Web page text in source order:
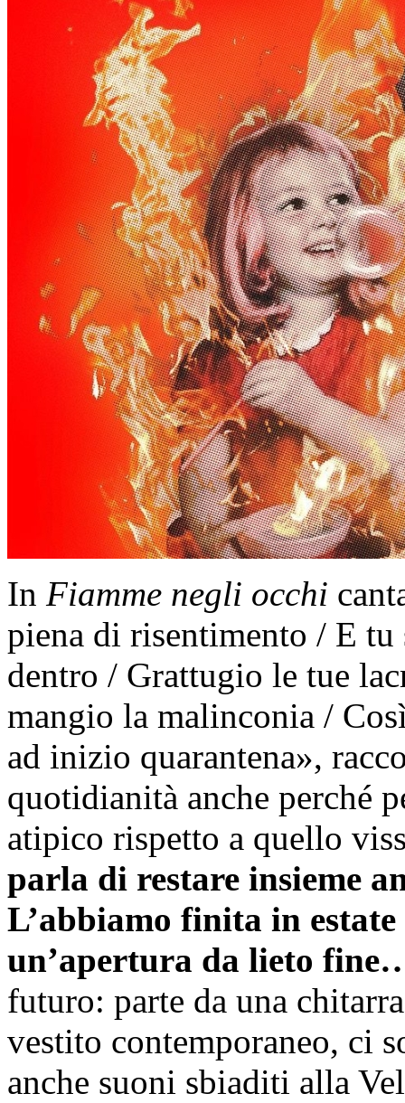
In Fiamme negli occhi
piena di risentimento / E tu
dentro / Grattugio le tue
mangio la malinconia /
ad inizio quarantena»,
quotidianità anche perché
atipico rispetto a quello
parla di restare insieme
L’abbiamo finita in
un’apertura da lieto
futuro: parte da una
vestito contemporaneo, ci
anche suoni sbiaditi alla